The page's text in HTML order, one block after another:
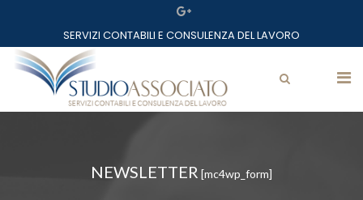
Lo studio
Professionisti
SERVIZI CONTABILI E CONSULENZA DEL LAVORO
NEWSLETTER [mc4wp_form]